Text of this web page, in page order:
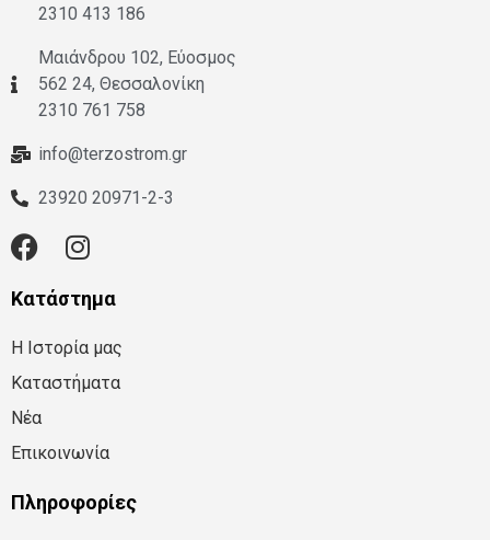
2310 413 186
Μαιάνδρου 102, Εύοσμος
562 24, Θεσσαλονίκη
2310 761 758
info@terzostrom.gr
23920 20971-2-3
Κατάστημα
Η Ιστορία μας
Καταστήματα
Νέα
Επικοινωνία
Πληροφορίες